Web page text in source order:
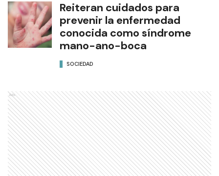
Reiteran cuidados para
prevenir la enfermedad
conocida como síndrome
mano-ano-boca
SOCIEDAD
Ads